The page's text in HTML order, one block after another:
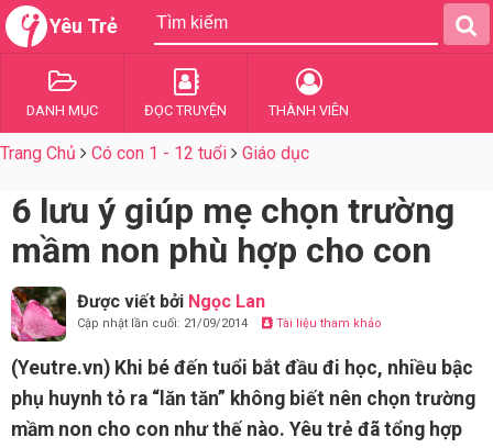
Yêu Trẻ
DANH MỤC ĐỌC TRUYỆN THÀNH VIÊN
Trang Chủ Có con 1 - 12 tuổi Giáo dục
6 lưu ý giúp mẹ chọn trường
mầm non phù hợp cho con
Được viết bởi Ngọc Lan
Cập nhật lần cuối: 21/09/2014 Tài liệu tham khảo
(Yeutre.vn) Khi bé đến tuổi bắt đầu đi học, nhiều bậc
phụ huynh tỏ ra “lăn tăn” không biết nên chọn trường
mầm non cho con như thế nào. Yêu trẻ đã tổng hợp